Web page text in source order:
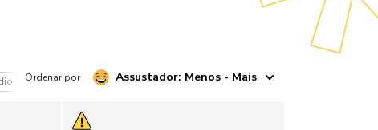
Ordenar por Assustador: Menos - Mais